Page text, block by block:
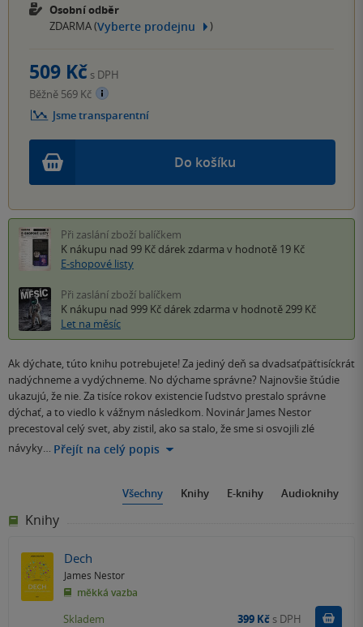
Osobní odběr
ZDARMA (Vyberte prodejnu )
Do košíku
509 Kč s DPH
Běžně 569 Kč
Jsme transparentní
Při zaslání zboží balíčkem
K nákupu nad 99 Kč dárek zdarma v hodnotě 19 Kč
E-shopové listy
Při zaslání zboží balíčkem
K nákupu nad 999 Kč dárek zdarma v hodnotě 299 Kč
Let na měsíc
Ak dýchate, túto knihu potrebujete! Za jediný deň sa dvadsaťpäťtisíckrát
nadýchneme a vydýchneme. No dýchame správne? Najnovšie štúdie
ukazujú, že nie. Za tisíce rokov existencie ľudstvo prestalo správne
dýchať, a to viedlo k vážnym následkom. Novinár James Nestor
precestoval celý svet, aby zistil, ako sa stalo, že sme si osvojili zlé
návyky… Přejít na celý popis
Všechny Knihy E-knihy Audioknihy
Knihy
Dech
James Nestor
měkká vazba
Skladem 399 Kč s DPH